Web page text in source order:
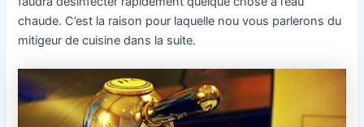
chaude. C’est la raison pour laquelle nou vous parlerons du
mitigeur de cuisine dans la suite.